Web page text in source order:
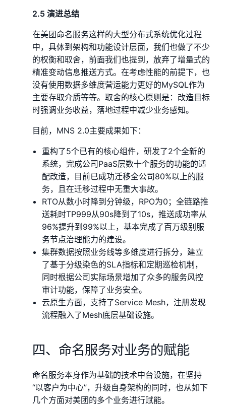
2.5 演进总结
在美团命名服务这样的大型分布式系统优化过程
中，具体到架构和功能设计层面，我们也做了不少
的权衡和取舍，前面我们也提到，放弃了增量式的
精准变动信息推送方式。在考虑性能的前提下，也
没有使用数据多维度营运能力更好的MySQL作为
主要存取介质等等。取舍的核心原则是：改造目标
时强调业务收益，落地过程中减少业务感知。
目前，MNS 2.0主要成果如下：
重构了5个已有的核心组件，研发了2个全新的
系统，完成公司PaaS层数十个服务的功能的适
配改造，目前已成功迁移全公司80%以上的服
务，且在迁移过程中无重大事故。
RTO从数小时降到分钟级，RPO为0；全链路推
送耗时TP999从90s降到了10s，推送成功率从
96%提升到99%以上，基本完成了百万级别服
务节点治理能力的建设。
集群数据按照业务线等多维度进行拆分，建立
了基于分级染色的SLA指标和定期巡检机制，
同时根据公司实际场景增加了众多的服务风控
审计功能，保障了业务安全。
云原生方面，支持了Service Mesh，注册发现
流程融入了Mesh底层基础设施。
四、命名服务对业务的赋能
命名服务本身作为基础的技术中台设施，在坚持
“以客户为中心”，升级自身架构的同时，也从如下
几个方面对美团的多个业务进行赋能。